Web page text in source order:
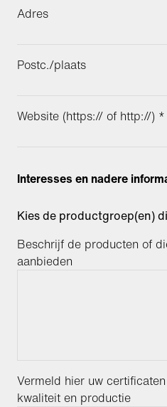
Adres
Postc./plaats
Website (https:// of http://) *
Interesses en nadere
Beschrijf de producten of
aanbieden
Vermeld hier uw
kwaliteit en productie